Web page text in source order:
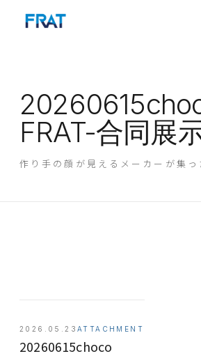
FRAT-合同展
作り手の顔が見えるメーカーが集っ
2026.05.23 ATTACHMENT
20260615choco